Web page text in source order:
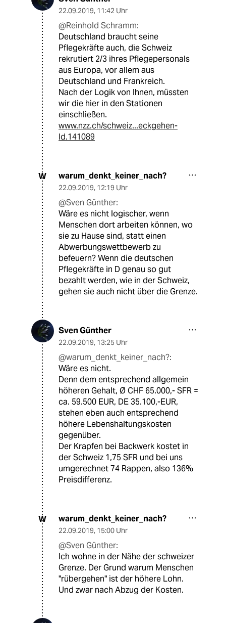
22.09.2019, 11:42 Uhr
@Reinhold Schramm:
Deutschland braucht seine
Pflegekräfte auch, die Schweiz
rekrutiert 2/3 ihres Pflegepersonals
aus Europa, vor allem aus
Deutschland und Frankreich.
Nach der Logik von Ihnen, müssten
wir die hier in den Stationen
einschließen.
www.nzz.ch/schweiz...eckgehen-
ld.141089
W warum_denkt_keiner_nach?
22.09.2019, 12:19 Uhr
@Sven Günther:
Wäre es nicht logischer, wenn
Menschen dort arbeiten können, wo
sie zu Hause sind, statt einen
Abwerbungswettbewerb zu
befeuern? Wenn die deutschen
Pflegekräfte in D genau so gut
bezahlt werden, wie in der Schweiz,
gehen sie auch nicht über die Grenze.
Sven Günther
22.09.2019, 13:25 Uhr
@warum_denkt_keiner_nach?:
Wäre es nicht.
Denn dem entsprechend allgemein
höheren Gehalt, Ø CHF 65.000,- SFR =
ca. 59.500 EUR, DE 35.100,-EUR,
stehen eben auch entsprechend
höhere Lebenshaltungskosten
gegenüber.
Der Krapfen bei Backwerk kostet in
der Schweiz 1,75 SFR und bei uns
umgerechnet 74 Rappen, also 136%
Preisdifferenz.
W warum_denkt_keiner_nach?
22.09.2019, 15:00 Uhr
@Sven Günther:
Ich wohne in der Nähe der schweizer
Grenze. Der Grund warum Menschen
"rübergehen" ist der höhere Lohn.
Und zwar nach Abzug der Kosten.